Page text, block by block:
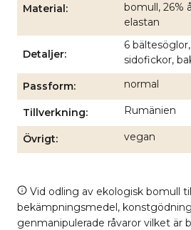
Material
bomull, 26%
elastan
Detaljer
6
sidofickor,
Passform normal
Tillverkning Rumänien
Övrigt vegan
Vid odling av ekologisk bomull
bekämpningsmedel,
genmanipulerade råvaror vilket är